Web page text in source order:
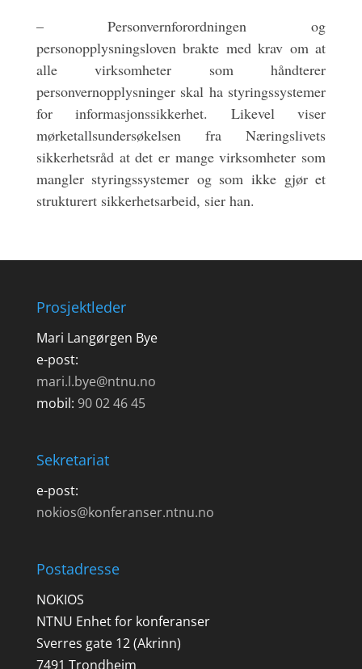
– Personvernforordningen og
personopplysningsloven brakte med krav om at
alle virksomheter som håndterer
personvernopplysninger skal ha styringssystemer
for informasjonssikkerhet. Likevel viser
mørketallsundersøkelsen fra Næringslivets
sikkerhetsråd at det er mange virksomheter som
mangler styringssystemer og som ikke gjør et
strukturert sikkerhetsarbeid, sier han.
Prosjektleder
Mari Langørgen Bye
e-post:
mari.l.bye@ntnu.no
mobil: 90 02 46 45
Sekretariat
e-post:
nokios@konferanser.ntnu.no
Postadresse
NOKIOS
NTNU Enhet for konferanser
Sverres gate 12 (Akrinn)
7491 Trondheim